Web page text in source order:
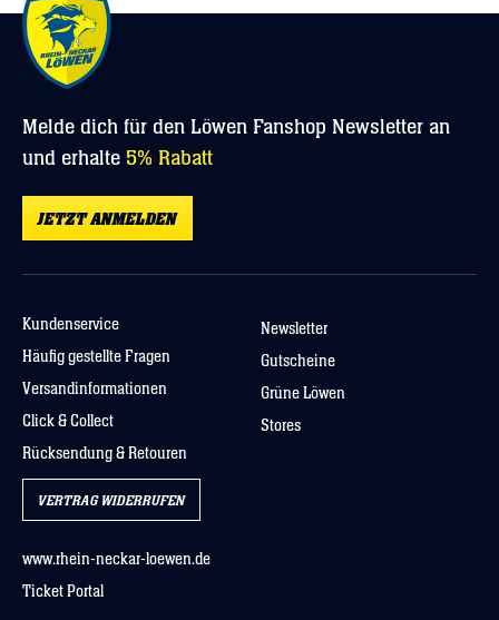
Melde dich für den Löwen Fanshop Newsletter an
und erhalte 5% Rabatt
JETZT ANMELDEN
Kundenservice
Häufig gestellte Fragen
Versandinformationen
Click & Collect
Rücksendung & Retouren
Newsletter
Gutscheine
Grüne Löwen
Stores
VERTRAG WIDERRUFEN
www.rhein-neckar-loewen.de
Ticket Portal